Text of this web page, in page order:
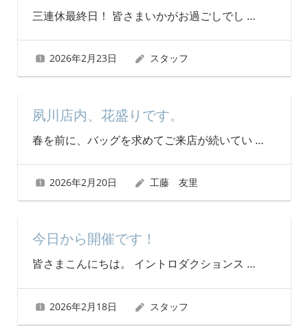
三連休最終日！ 皆さまいかがお過ごしでし …
2026年2月23日 スタッフ
夙川店内、花盛りです。
春を前に、バッグを求めてご来店が続いてい …
2026年2月20日 工藤 友里
今日から開催です！
皆さまこんにちは。 イントロダクションス …
2026年2月18日 スタッフ